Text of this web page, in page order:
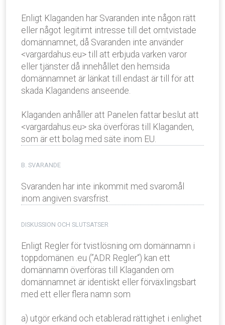
Enligt Klaganden har Svaranden inte någon rätt
eller något legitimt intresse till det omtvistade
domännamnet, då Svaranden inte använder
<vargardahus.eu> till att erbjuda varken varor
eller tjänster då innehållet den hemsida
domännamnet är länkat till endast är till för att
skada Klagandens anseende.
Klaganden anhåller att Panelen fattar beslut att
<vargardahus.eu> ska överföras till Klaganden,
som är ett bolag med säte inom EU.
B. SVARANDE
Svaranden har inte inkommit med svaromål
inom angiven svarsfrist.
DISKUSSION OCH SLUTSATSER
Enligt Regler för tvistlösning om domännamn i
toppdomänen .eu (”ADR Regler“) kan ett
domännamn överföras till Klaganden om
domännamnet är identiskt eller förväxlingsbart
med ett eller flera namn som
a) utgör erkänd och etablerad rättighet i enlighet